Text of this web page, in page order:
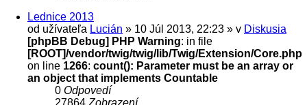
Lednice 2013
od užívateľa Lucián » 10 Júl 2013, 22:23 » v Diskusia
[phpBB Debug] PHP Warning: in file
[ROOT]/vendor/twig/twig/lib/Twig/Extension/Core.php
on line 1266: count(): Parameter must be an array or
an object that implements Countable
0 Odpovedí
27864 Zobrazení